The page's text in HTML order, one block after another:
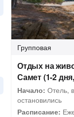
Групповая
Отдых на
Самет (1-2
Начало: Отель,
остановились
Расписание: